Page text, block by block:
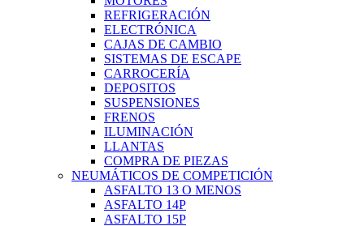
REFRIGERACIÓN
ELECTRÓNICA
CAJAS DE CAMBIO
SISTEMAS DE ESCAPE
CARROCERÍA
DEPOSITOS
SUSPENSIONES
FRENOS
ILUMINACIÓN
LLANTAS
COMPRA DE PIEZAS
NEUMÁTICOS DE COMPETICIÓN
ASFALTO 13 O MENOS
ASFALTO 14P
ASFALTO 15P